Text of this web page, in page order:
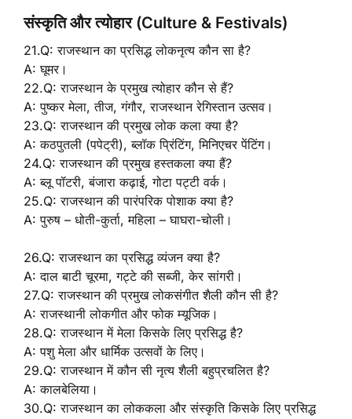
संस्कृति और त्योहार (Culture & Festivals)
21.Q: राजस्थान का प्रसिद्ध लोकनृत्य कौन सा है?
A: घूमर।
22.Q: राजस्थान के प्रमुख त्योहार कौन से हैं?
A: पुष्कर मेला, तीज, गंगौर, राजस्थान रेगिस्तान उत्सव।
23.Q: राजस्थान की प्रमुख लोक कला क्या है?
A: कठपुतली (पपेट्री), ब्लॉक प्रिंटिंग, मिनिएचर पेंटिंग।
24.Q: राजस्थान की प्रमुख हस्तकला क्या हैं?
A: ब्लू पॉटरी, बंजारा कढ़ाई, गोटा पट्टी वर्क।
25.Q: राजस्थान की पारंपरिक पोशाक क्या है?
A: पुरुष – धोती-कुर्ता, महिला – घाघरा-चोली।
26.Q: राजस्थान का प्रसिद्ध व्यंजन क्या है?
A: दाल बाटी चूरमा, गट्टे की सब्जी, केर सांगरी।
27.Q: राजस्थान की प्रमुख लोकसंगीत शैली कौन सी है?
A: राजस्थानी लोकगीत और फोक म्यूजिक।
28.Q: राजस्थान में मेला किसके लिए प्रसिद्ध है?
A: पशु मेला और धार्मिक उत्सवों के लिए।
29.Q: राजस्थान में कौन सी नृत्य शैली बहुप्रचलित है?
A: कालबेलिया।
30.Q: राजस्थान का लोककला और संस्कृति किसके लिए प्रसिद्ध